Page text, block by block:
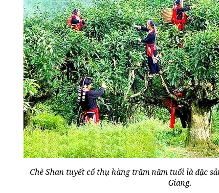
Chè Shan tuyết cổ thụ hàng trăm năm tuổi là đặc
Giang.